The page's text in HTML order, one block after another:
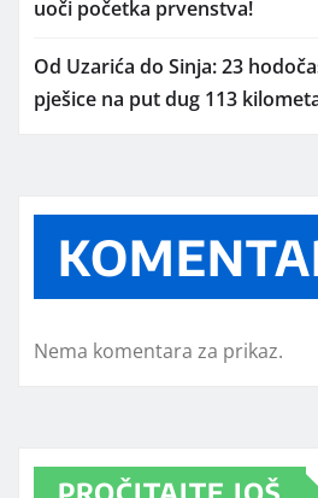
uoči početka prvenstva!
Od Uzarića do Sinja: 23
pješice na put dug 113
Nema komentara za prikaz.